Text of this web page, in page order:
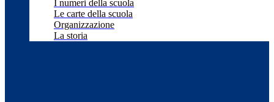
I numeri della scuola
Le carte della scuola
Organizzazione
La storia